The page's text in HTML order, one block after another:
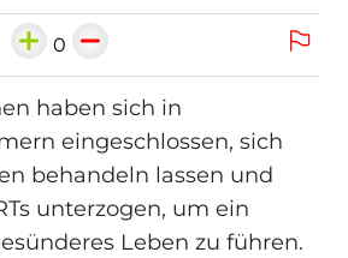
0
haben sich in
eingeschlossen, sich
behandeln lassen und
unterzogen, um ein
Leben zu führen.